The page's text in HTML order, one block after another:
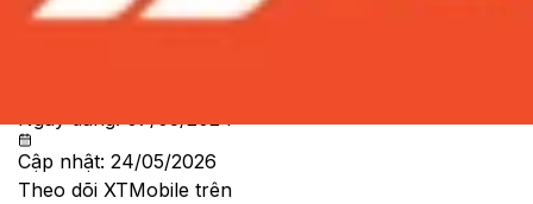
đồn?
Ngày đăng:07/03/2024
Cập nhật: 24/05/2026
Theo dõi XTMobile trên